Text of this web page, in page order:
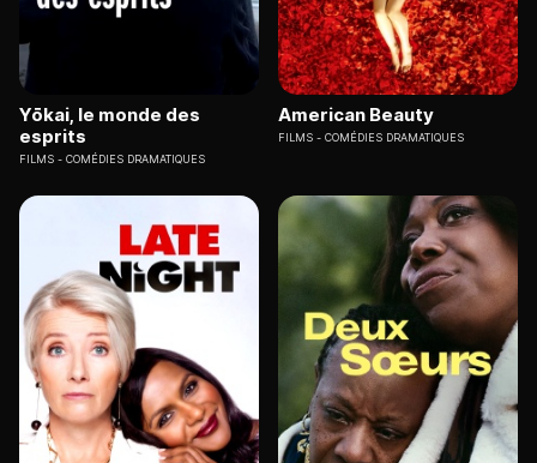
Yōkai, le monde des
esprits
FILMS COMÉDIES DRAMATIQUES
American Beauty
FILMS COMÉDIES DRAMATIQUES